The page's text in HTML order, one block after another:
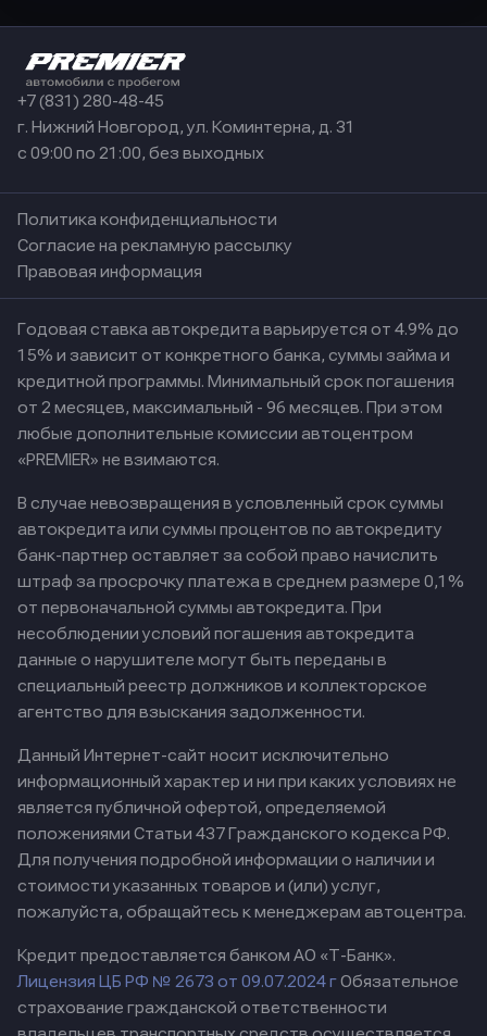
+7 (831) 280-48-45
г. Нижний Новгород, ул. Коминтерна, д. 31
с 09:00 по 21:00, без выходных
Политика конфиденциальности
Согласие на рекламную рассылку
Правовая информация
Годовая ставка автокредита варьируется от 4.9% до
15% и зависит от конкретного банка, суммы займа и
кредитной программы. Минимальный срок погашения
от 2 месяцев, максимальный - 96 месяцев. При этом
любые дополнительные комиссии автоцентром
«PREMIER» не взимаются.
В случае невозвращения в условленный срок суммы
автокредита или суммы процентов по автокредиту
банк-партнер оставляет за собой право начислить
штраф за просрочку платежа в среднем размере 0,1%
от первоначальной суммы автокредита. При
несоблюдении условий погашения автокредита
данные о нарушителе могут быть переданы в
специальный реестр должников и коллекторское
агентство для взыскания задолженности.
Данный Интернет-сайт носит исключительно
информационный характер и ни при каких условиях не
является публичной офертой, определяемой
положениями Статьи 437 Гражданского кодекса РФ.
Для получения подробной информации о наличии и
стоимости указанных товаров и (или) услуг,
пожалуйста, обращайтесь к менеджерам автоцентра.
Кредит предоставляется банком АО «Т-Банк».
Лицензия ЦБ РФ № 2673 от 09.07.2024 гОбязательное
страхование гражданской ответственности